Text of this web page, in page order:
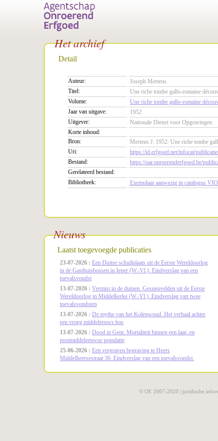
Het archief
Detail
Auteur:
Joseph Mertens.
Titel:
Une riche tombe gallo-romaine
Volume:
Une riche tombe gallo-romaine
Jaar van uitgave:
1952
Uitgever:
Nationale Dienst voor Opgravingen
Korte inhoud:
Bron:
Mertens J. 1952: Une riche tombe
Uri:
https://id.erfgoed.net/infocat/
Bestand:
https://oar.onroerenderfgoed.be/
Gerelateerd bestand:
Bibliotheek:
Exemplaar aanwezig in catalogus
Nieuws
Laatst toegevoegde publicaties
23-07-2026 : Een Duitse schuilplaats uit de Eerste Wereldoorlog
in de Gasthuisbossen in Ieper (W.-Vl.). Eindverslag van een
toevalsvondst
13-07-2026 : Vermist in de duinen. Gesneuvelden uit de Eerste
Wereldoorlog in Middelkerke (W.-Vl.). Eindverslag van twee
toevalsvondsten
13-07-2026 : De mythe van het Kolenwoud. Het verhaal achter
een vroeg middeleeuws bos
13-07-2026 : Dood in Gent. Mortaliteit binnen een laat- en
postmiddeleeuwse populatie
25-06-2026 : Een vergraven begraving te Heers
Middelheersestraat 36. Eindverslag van een toevalsvondst.
© OE 2007-2020 | juridische